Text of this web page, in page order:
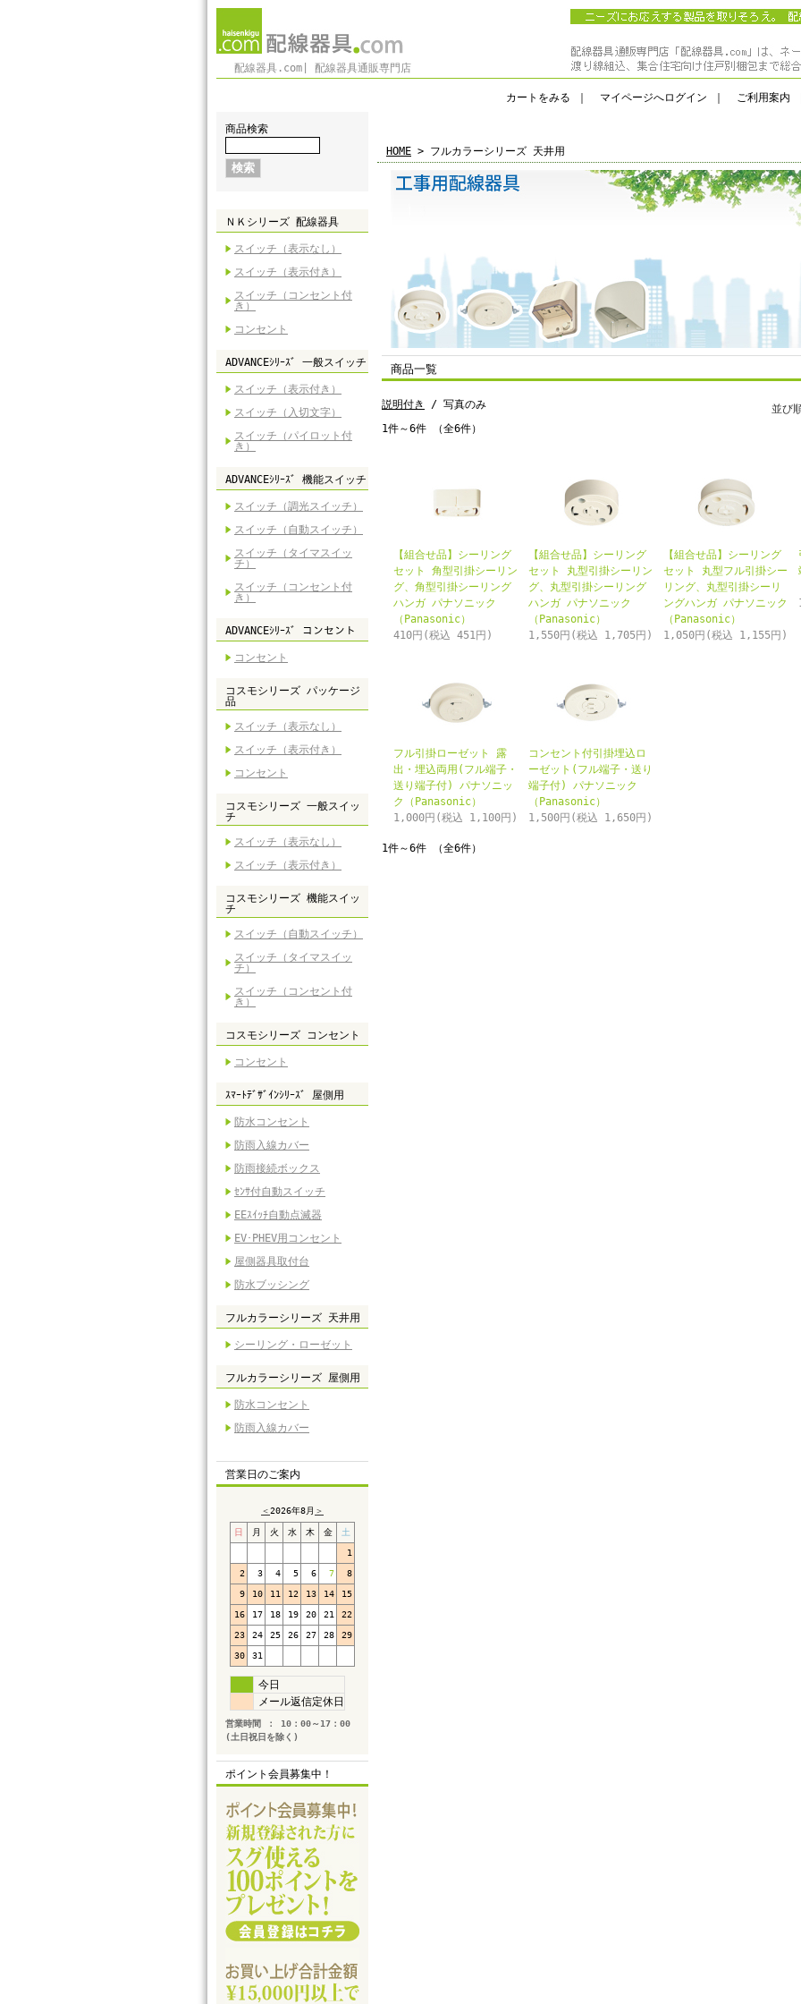
配線器具.com| 配線器具通販専門店
カートをみる マイページへログイン ご利用案内
商品検索
ＮＫシリーズ 配線器具
スイッチ（表示なし）
スイッチ（表示付き）
スイッチ（コンセント付
き）
コンセント
ADVANCEｼﾘｰｽﾞ 一般スイッチ
スイッチ（表示付き）
スイッチ（入切文字）
スイッチ（パイロット付
き）
ADVANCEｼﾘｰｽﾞ 機能スイッチ
スイッチ（調光スイッチ）
スイッチ（自動スイッチ）
スイッチ（タイマスイッ
チ）
スイッチ（コンセント付
き）
ADVANCEｼﾘｰｽﾞ コンセント
コンセント
コスモシリーズ パッケージ
品
スイッチ（表示なし）
スイッチ（表示付き）
コンセント
コスモシリーズ 一般スイッ
チ
スイッチ（表示なし）
スイッチ（表示付き）
コスモシリーズ 機能スイッ
チ
スイッチ（自動スイッチ）
スイッチ（タイマスイッ
チ）
スイッチ（コンセント付
き）
コスモシリーズ コンセント
コンセント
ｽﾏｰﾄﾃﾞｻﾞｲﾝｼﾘｰｽﾞ 屋側用
防水コンセント
防雨入線カバー
防雨接続ボックス
ｾﾝｻ付自動スイッチ
EEｽｲｯﾁ自動点滅器
EV･PHEV用コンセント
屋側器具取付台
防水ブッシング
フルカラーシリーズ 天井用
シーリング・ローゼット
フルカラーシリーズ 屋側用
防水コンセント
防雨入線カバー
営業日のご案内
＜2026年8月 ＞
日 月 火 水 木 金 土
1
2 3 4 5 6 7 8
9 10 11 12 13 14 15
16 17 18 19 20 21 22
23 24 25 26 27 28 29
30 31
今日
メール返信定休日
営業時間 ： 10：00～17：00
(土日祝日を除く)
ポイント会員募集中！
HOME > フルカラーシリーズ 天井用
商品一覧
並び
説明付き
/ 写真のみ
1件～6件 （全6件）
【組合せ品】シーリング
セット 角型引掛シーリン
グ、角型引掛シーリング
ハンガ パナソニック
（Panasonic）
410円(税込 451円)
【組合せ品】シーリング
セット 丸型引掛シーリン
グ、丸型引掛シーリング
ハンガ パナソニック
（Panasonic）
1,550円(税込 1,705円)
【組合せ品】シーリング
セット 丸型フル引掛シー
リング、丸型引掛シーリ
ングハンガ パナソニック
（Panasonic）
1,050円(税込 1,155円)
フル引掛ローゼット 露
出・埋込両用(フル端子・
送り端子付) パナソニッ
ク（Panasonic）
1,000円(税込 1,100円)
コンセント付引掛埋込ロ
ーゼット(フル端子・送り
端子付) パナソニック
（Panasonic）
1,500円(税込 1,650円)
1件～6件 （全6件）